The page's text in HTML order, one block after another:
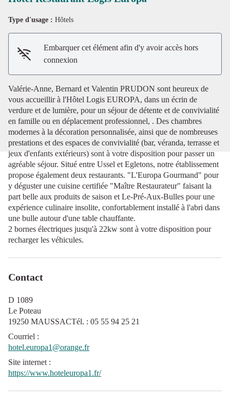
Voir l'image en plein écran
Type d'usage : Hôtels
Embarquer cet élément afin d'y avoir accès hors
connexion
Valérie-Anne, Bernard et Valentin PRUDON sont heureux de
vous accueillir à l'Hôtel Logis EUROPA, dans un écrin de
verdure et de lumière, pour un séjour de détente et de convivialité
en famille ou en déplacement professionnel, . Des chambres
modernes à la décoration personnalisée, ainsi que de nombreuses
prestations et des espaces de convivialité (bar, véranda, terrasse et
jeux d'enfants extérieurs) sont à votre disposition pour passer un
agréable séjour. Situé entre Ussel et Egletons, notre établissement
propose également deux restaurants. "L'Europa Gourmand" pour
y déguster une cuisine certifiée "Maître Restaurateur" faisant la
part belle aux produits de saison et Le-Pré-Aux-Bulles pour une
expérience culinaire insolite, confortablement installé à l'abri dans
une bulle autour d'une table chauffante.
2 bornes électriques jusqu'à 22kw sont à votre disposition pour
recharger les véhicules.
Contact
D 1089
Le Poteau
19250 MAUSSACTél. : 05 55 94 25 21
Courriel :
hotel.europa1@orange.fr
Site internet :
https://www.hoteleuropa1.fr/